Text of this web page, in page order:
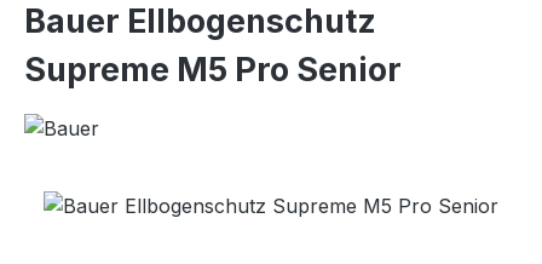
Bauer Ellbogenschutz
Supreme M5 Pro Senior
Bildergalerie überspringen